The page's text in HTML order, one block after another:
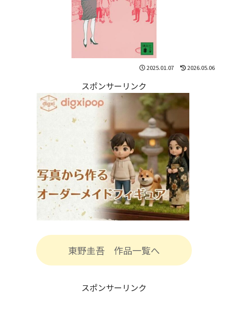
2025.01.07 2026.05.06
スポンサーリンク
東野圭吾 作品一覧へ
スポンサーリンク